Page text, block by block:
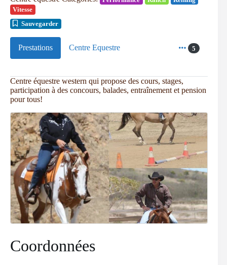
Vitesse
Sauvegarder
Prestations Centre Equestre 5
Centre équestre western qui propose des cours, stages,
participation à des concours, balades, entraînement et pension
pour tous!
Coordonnées